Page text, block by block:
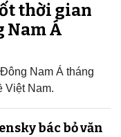
thời gian
Nam Á
Nam Á tháng
Việt Nam.
bác bỏ văn